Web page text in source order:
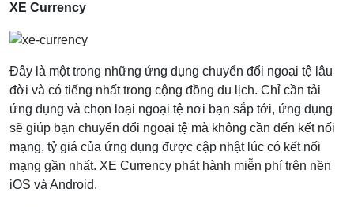
XE Currency
Đây là một trong những ứng dụng chuyển đổi ngoại tệ lâu
đời và có tiếng nhất trong cộng đồng du lịch. Chỉ cần tải
ứng dụng và chọn loại ngoại tệ nơi bạn sắp tới, ứng dụng
sẽ giúp bạn chuyển đổi ngoại tệ mà không cần đến kết nối
mạng, tỷ giá của ứng dụng được cập nhật lúc có kết nối
mạng gần nhất. XE Currency phát hành miễn phí trên nền
iOS và Android.